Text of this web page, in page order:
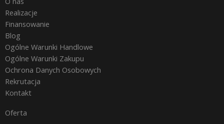
Realizacje
Finansowanie
Blog
Ogólne Warunki Handlowe
Ogólne Warunki Zakupu
Ochrona Danych Osobowych
Rekrutacja
Kontakt
Oferta